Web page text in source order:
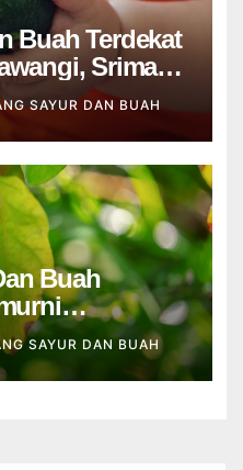
Buah Terdekat
Srimahi
SAYUR DAN BUAH
Buah
Cikarang
SAYUR DAN BUAH